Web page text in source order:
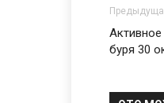
буря 30